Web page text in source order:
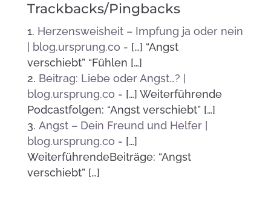
Trackbacks/Pingbacks
Herzensweisheit – Impfung ja oder nein
| blog.ursprung.co - […] “Angst
verschiebt” “Fühlen […]
Beitrag: Liebe oder Angst…? |
blog.ursprung.co - […] Weiterführende
Podcastfolgen: “Angst verschiebt” […]
Angst – Dein Freund und Helfer |
blog.ursprung.co - […]
WeiterführendeBeiträge: “Angst
verschiebt” […]